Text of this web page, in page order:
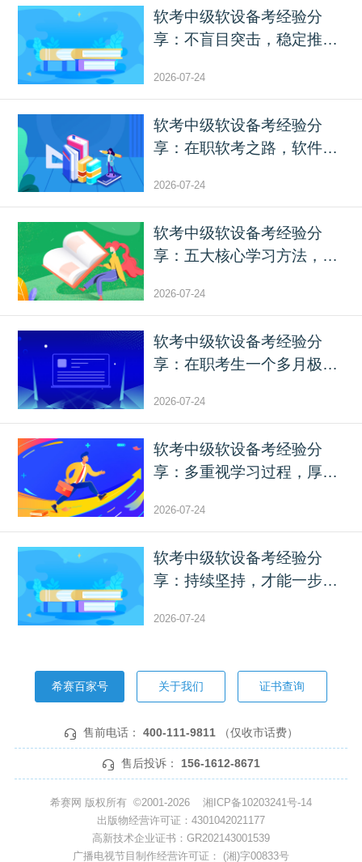
软考中级软设备考经验分
享：不盲目突击，稳定推进
2026-07-24
软考中级软设备考经验分
享：在职软考之路，软件设
2026-07-24
软考中级软设备考经验分
享：五大核心学习方法，助
2026-07-24
软考中级软设备考经验分
享：在职考生一个多月极限
2026-07-24
软考中级软设备考经验分
享：多重视学习过程，厚积
2026-07-24
软考中级软设备考经验分
享：持续坚持，才能一步步
2026-07-24
希赛百家号 关于我们 证书查询
售前电话： 400-111-9811 （仅收市话费）
售后投诉： 156-1612-8671
希赛网 版权所有 ©2001-2026 湘ICP备10203241号-14
出版物经营许可证：4301042021177
高新技术企业证书：GR202143001539
广播电视节目制作经营许可证： (湘)字00833号